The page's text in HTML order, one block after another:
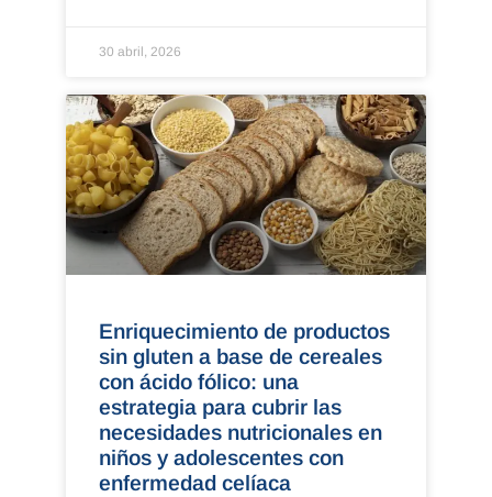
30 abril, 2026
Enriquecimiento de productos
sin gluten a base de cereales
con ácido fólico: una
estrategia para cubrir las
necesidades nutricionales en
niños y adolescentes con
enfermedad celíaca